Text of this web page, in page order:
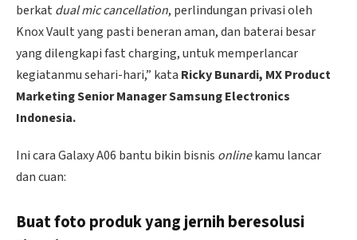
berkat dual mic cancellation, perlindungan privasi oleh
Knox Vault yang pasti beneran aman, dan baterai besar
yang dilengkapi fast charging, untuk memperlancar
kegiatanmu sehari-hari,” kata Ricky Bunardi, MX Product
Marketing Senior Manager Samsung Electronics
Indonesia.
Ini cara Galaxy A06 bantu bikin bisnis onlinekamu lancar
dan cuan:
Buat foto produk yang jernih beresolusi